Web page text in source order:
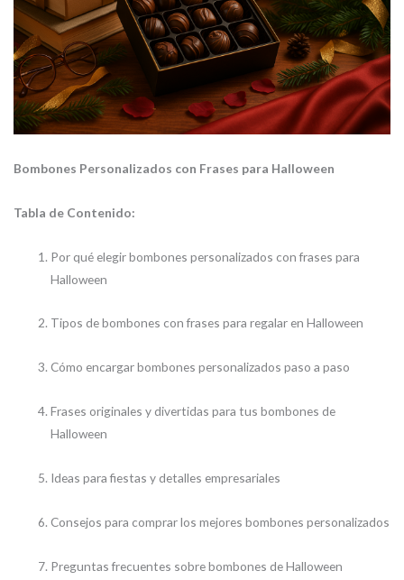
Bombones Personalizados con Frases para Halloween
Tabla de Contenido:
Por qué elegir bombones personalizados con frases para
Halloween
Tipos de bombones con frases para regalar en Halloween
Cómo encargar bombones personalizados paso a paso
Frases originales y divertidas para tus bombones de
Halloween
Ideas para fiestas y detalles empresariales
Consejos para comprar los mejores bombones personalizados
Preguntas frecuentes sobre bombones de Halloween